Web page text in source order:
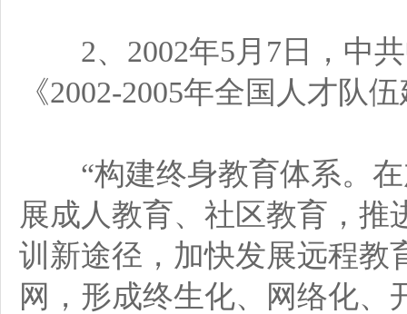
2、2002年5月7日，中共
《2002-2005年全国人才队
“构建终身教育体系。在
展成人教育、社区教育，推
训新途径，加快发展远程教
网，形成终生化、网络化